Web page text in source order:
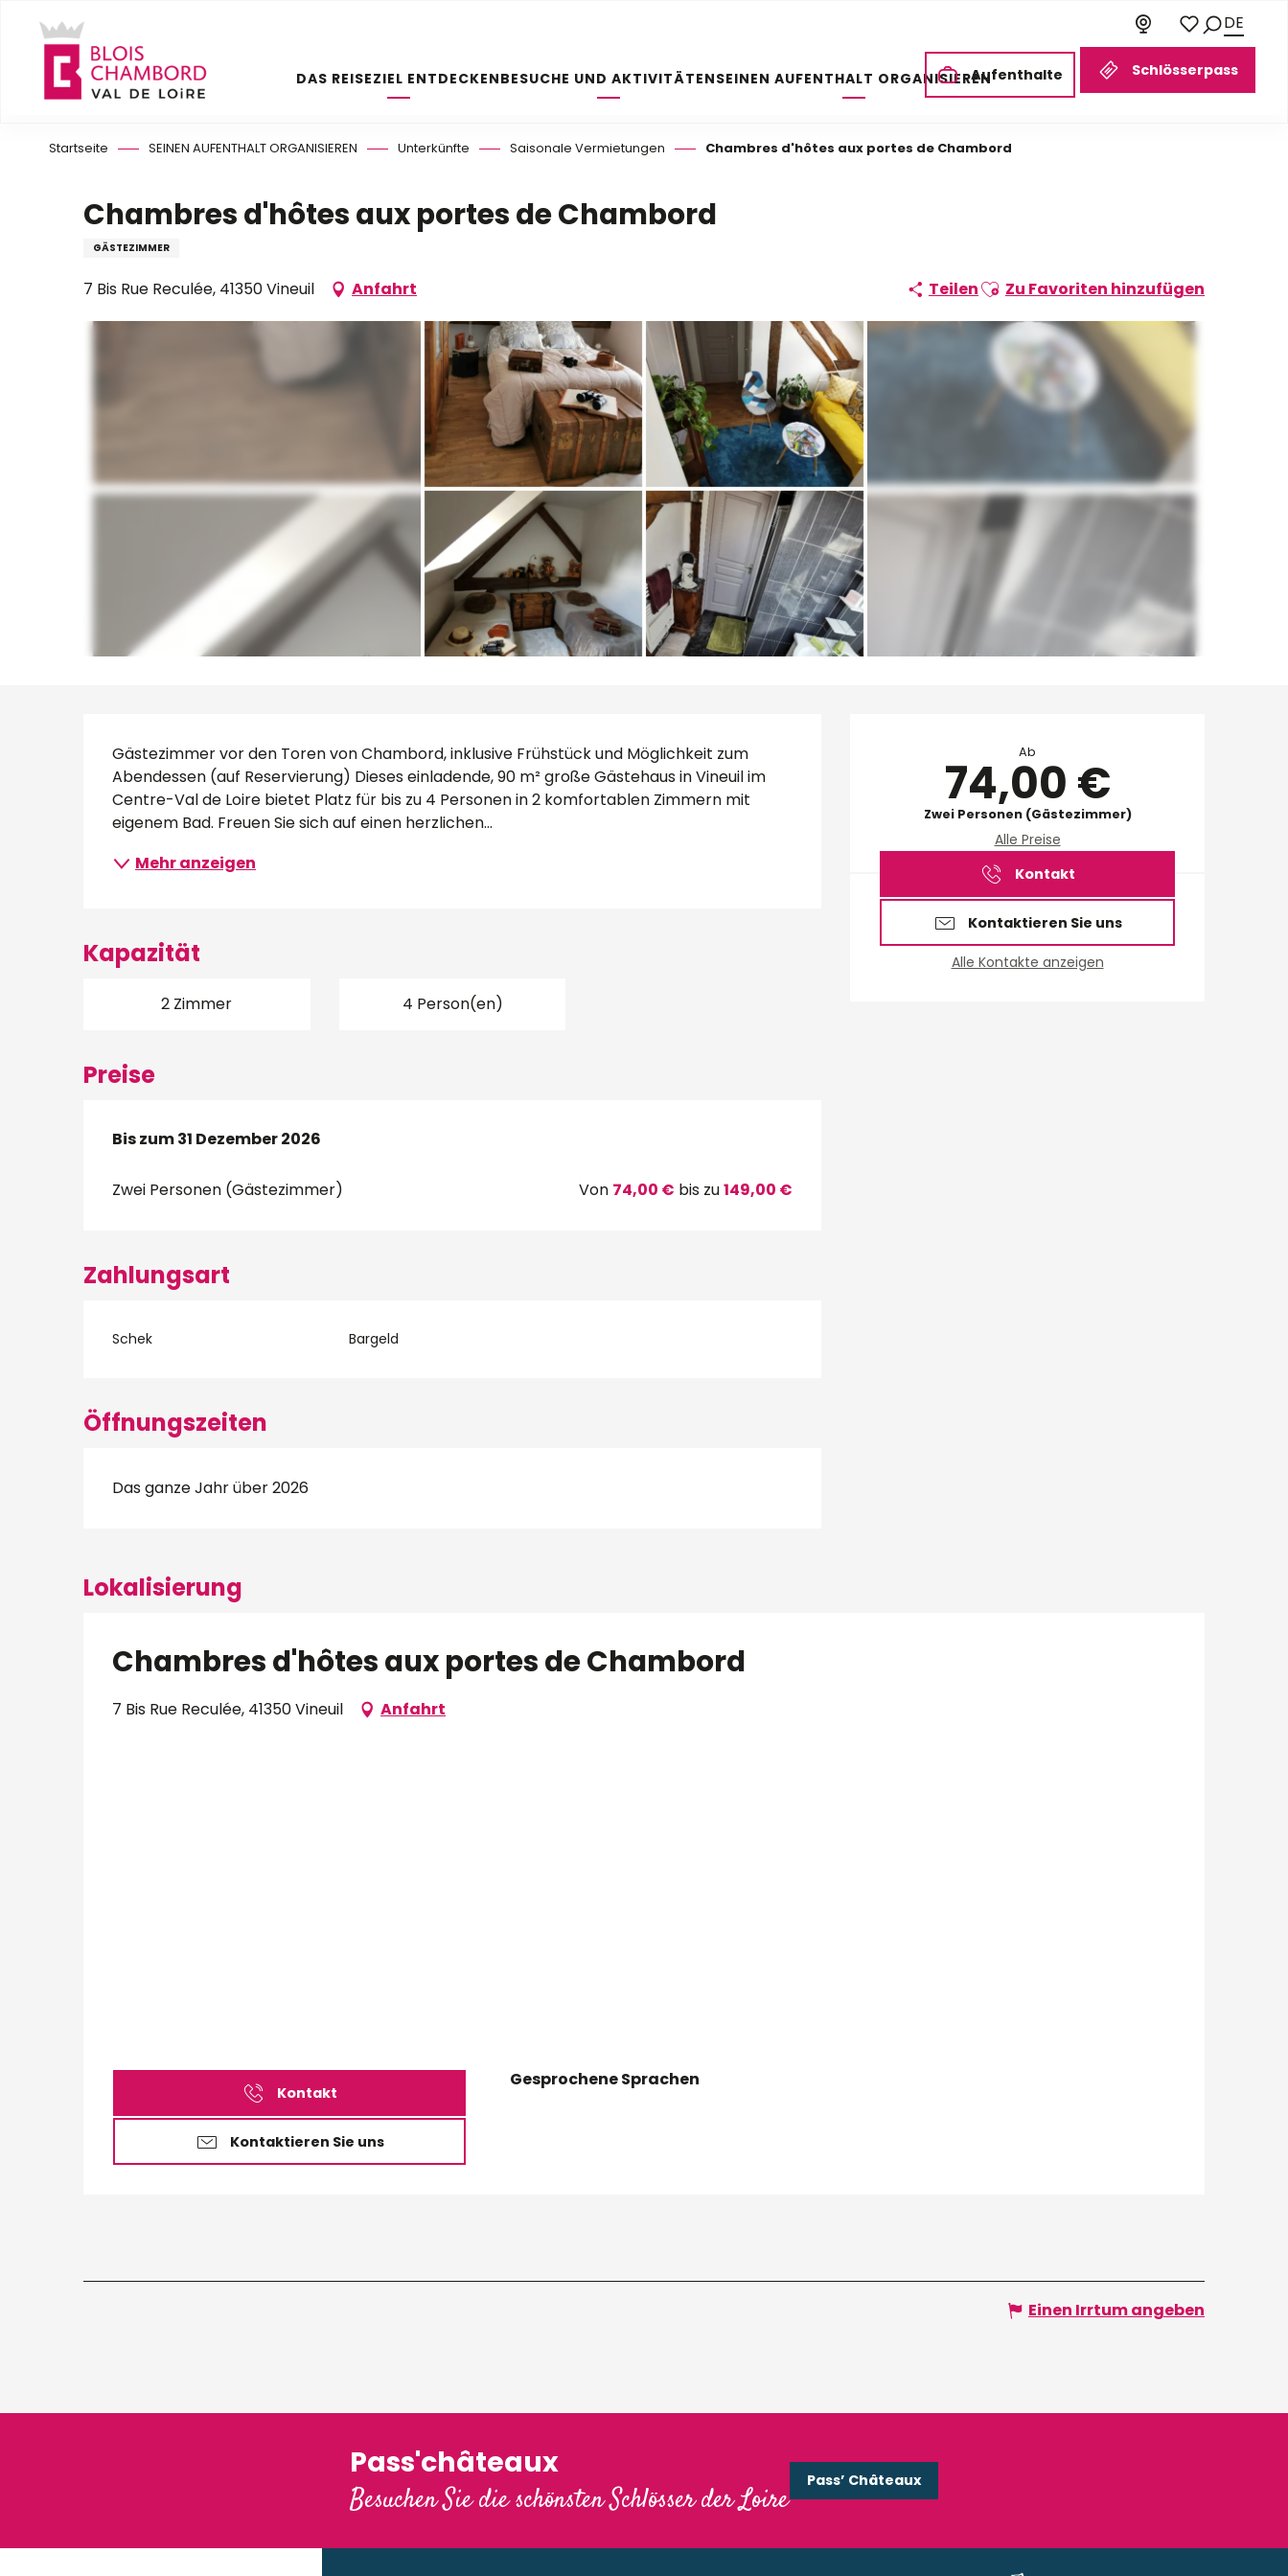
contenu
principal
Schlösserpass
Aufenthalte
Voir les favoris
Suche
DE
DAS REISEZIEL ENTDECKENBESUCHE UND AKTIVITÄTENSEINEN AUFENTHALT ORGANISIEREN
Startseite SEINEN AUFENTHALT ORGANISIEREN Unterkünfte Saisonale Vermietungen Chambres d'hôtes aux portes de Chambord
Chambres d'hôtes aux portes de Chambord
GÄSTEZIMMER
7 Bis Rue Reculée, 41350 Vineuil Anfahrt TeilenAjouter aux favoris
Zu Favoriten hinzufügen
Öffnungszeiten &
Ab
74,00 €
Zwei Personen (Gästezimmer)
Alle Preise
Kontakt
Kontaktieren Sie uns
Alle Kontakte anzeigen
Beschreibung
Gästezimmer vor den Toren von Chambord, inklusive Frühstück und Möglichkeit zum
Abendessen (auf Reservierung) Dieses einladende, 90 m² große Gästehaus in Vineuil im
Centre-Val de Loire bietet Platz für bis zu 4 Personen in 2 komfortablen Zimmern mit
eigenem Bad. Freuen Sie sich auf einen herzlichen...
Mehr anzeigen
Kapazität
2 Zimmer 4 Person(en)
Preise
ab14 Oktober 2025bis zum
Bis zum31 Dezember 2026
Zwei Personen (Gästezimmer) Von 74,00 € bis zu149,00 €
Zahlungsart
Schek Bargeld
Öffnungszeiten
Das ganze Jahr über 2026
Lokalisierung
Chambres d'hôtes aux portes de Chambord
7 Bis Rue Reculée, 41350 Vineuil Anfahrt
Kontakt
Kontaktieren Sie uns
Gesprochene Sprachen
Gesprochene Sprachen
Einen Irrtum angeben
Pass'châteaux
Besuchen Sie die schönsten Schlösser der Loire
Pass’ Châteaux